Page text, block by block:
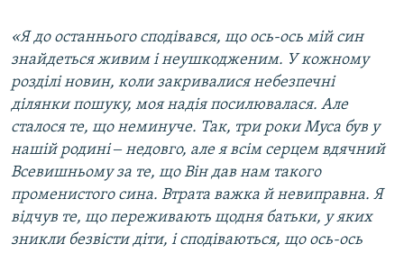
«Я до останнього сподівався, що ось-ось мій син
знайдеться живим і неушкодженим. У кожному
розділі новин, коли закривалися небезпечні
ділянки пошуку, моя надія посилювалася. Але
сталося те, що неминуче. Так, три роки Муса був у
нашій родині ‒ недовго, але я всім серцем вдячний
Всевишньому за те, що Він дав нам такого
променистого сина. Втрата важка й невиправна. Я
відчув те, що переживають щодня батьки, у яких
зникли безвісти діти, і сподіваються, що ось-ось